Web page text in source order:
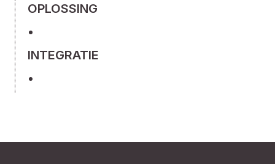
OPLOSSING
INTEGRATIE